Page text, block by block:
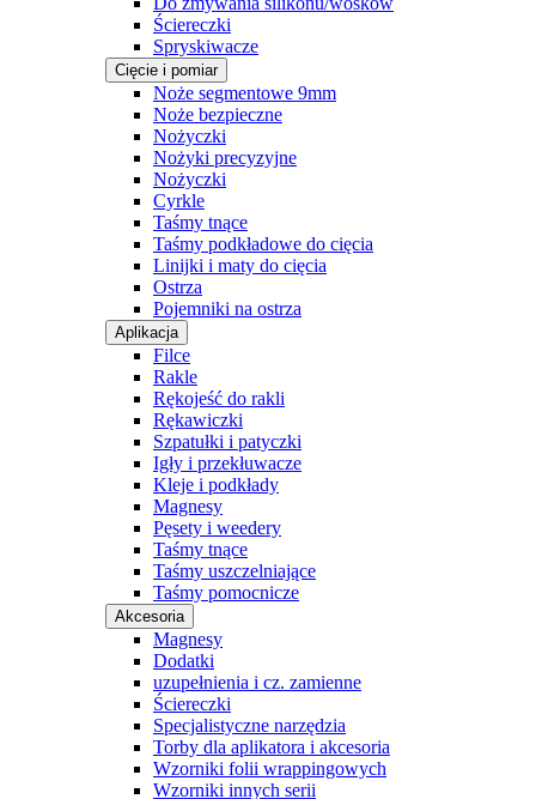
Ściereczki
Spryskiwacze
Cięcie i pomiar
Noże segmentowe 9mm
Noże bezpieczne
Nożyczki
Nożyki precyzyjne
Nożyczki
Cyrkle
Taśmy tnące
Taśmy podkładowe do cięcia
Linijki i maty do cięcia
Ostrza
Pojemniki na ostrza
Aplikacja
Filce
Rakle
Rękojeść do rakli
Rękawiczki
Szpatułki i patyczki
Igły i przekłuwacze
Kleje i podkłady
Magnesy
Pęsety i weedery
Taśmy tnące
Taśmy uszczelniające
Taśmy pomocnicze
Akcesoria
Magnesy
Dodatki
uzupełnienia i cz. zamienne
Ściereczki
Specjalistyczne narzędzia
Torby dla aplikatora i akcesoria
Wzorniki folii wrappingowych
Wzorniki innych serii